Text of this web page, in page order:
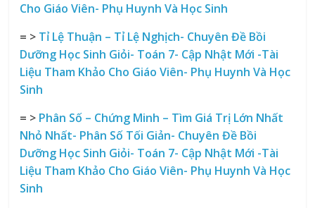
Cho Giáo Viên- Phụ Huynh Và Học Sinh
= > Tỉ Lệ Thuận – Tỉ Lệ Nghịch- Chuyên Đề Bồi
Dưỡng Học Sinh Giỏi- Toán 7- Cập Nhật Mới -Tài
Liệu Tham Khảo Cho Giáo Viên- Phụ Huynh Và Học
Sinh
= > Phân Số – Chứng Minh – Tìm Giá Trị Lớn Nhất
Nhỏ Nhất- Phân Số Tối Giản- Chuyên Đề Bồi
Dưỡng Học Sinh Giỏi- Toán 7- Cập Nhật Mới -Tài
Liệu Tham Khảo Cho Giáo Viên- Phụ Huynh Và Học
Sinh